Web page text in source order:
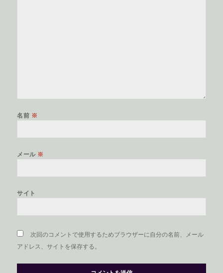
名前 ※
メール ※
サイト
次回のコメントで使用するためブラウザーに自分の名前、メール
アドレス、サイトを保存する。